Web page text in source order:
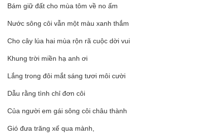
Bám giữ đất cho mùa tôm về no ấm
Nước sông côi vẫn một màu xanh thắm
Cho cây lúa hai mùa rộn rã cuộc dời vui
Khung trời miền hạ anh ơi
Lắng trong đôi mắt sáng tươi môi cười
Dẫu rằng tình chỉ đơn côi
Của người em gái sông côi châu thành
Gió đưa trăng xế qua mành,